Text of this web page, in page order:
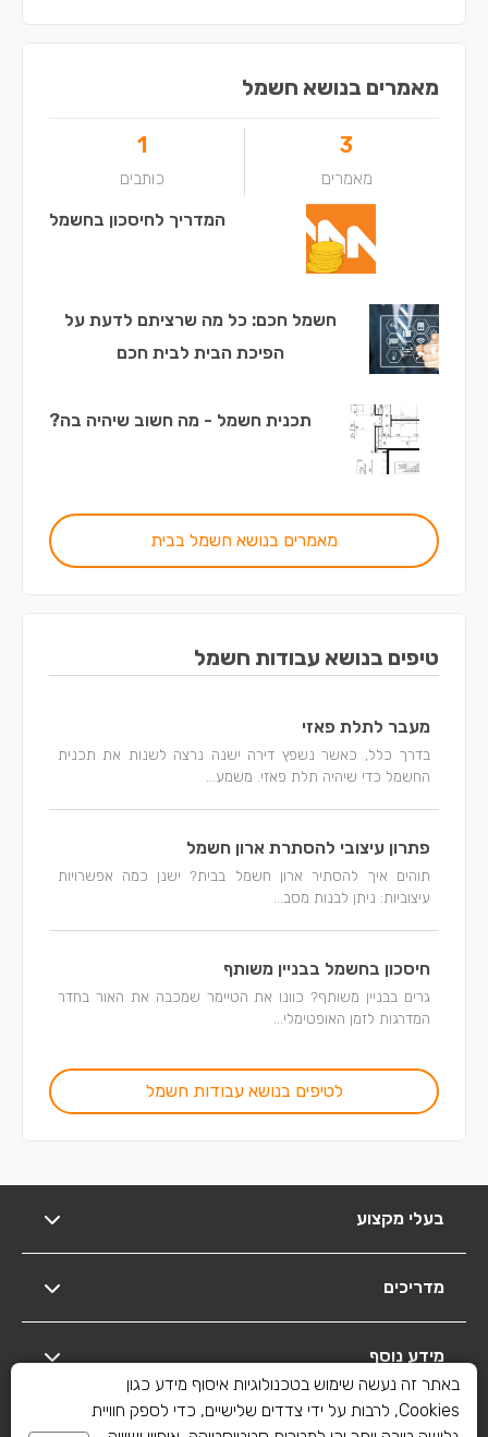
מאמרים בנושא חשמל
3
מאמרים
1
כותבים
המדריך לחיסכון בחשמל
חשמל חכם: כל מה שרציתם לדעת על
הפיכת הבית לבית חכם
תכנית חשמל - מה חשוב שיהיה בה?
מאמרים בנושא חשמל בבית
טיפים בנושא עבודות חשמל
מעבר לתלת פאזי
בדרך כלל, כאשר נשפץ דירה ישנה נרצה לשנות את תכנית
החשמל כדי שיהיה תלת פאזי. משמע...
פתרון עיצובי להסתרת ארון חשמל
תוהים איך להסתיר ארון חשמל בבית? ישנן כמה אפשרויות
עיצוביות: ניתן לבנות מסב...
חיסכון בחשמל בבניין משותף
גרים בבניין משותף? כוונו את הטיימר שמכבה את האור בחדר
המדרגות לזמן האופטימלי...
לטיפים בנושא עבודות חשמל
בעלי מקצוע
מדריכים
מידע נוסף
יצירת קשר
באתר זה נעשה שימוש בטכנולוגיות איסוף מידע כגון
Cookies, לרבות על ידי צדדים שלישיים, כדי לספק חוויית